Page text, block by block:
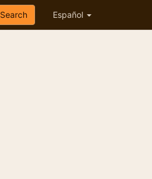
Español
Search